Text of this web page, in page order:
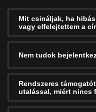
Mit csináljak, ha
vagy elfelejtettem a
Nem tudok
Rendszeres
utalással, miért nincs